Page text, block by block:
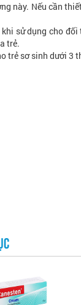
này. Nếu cần
sử dụng cho
trẻ.
trẻ sơ sinh dưới 3